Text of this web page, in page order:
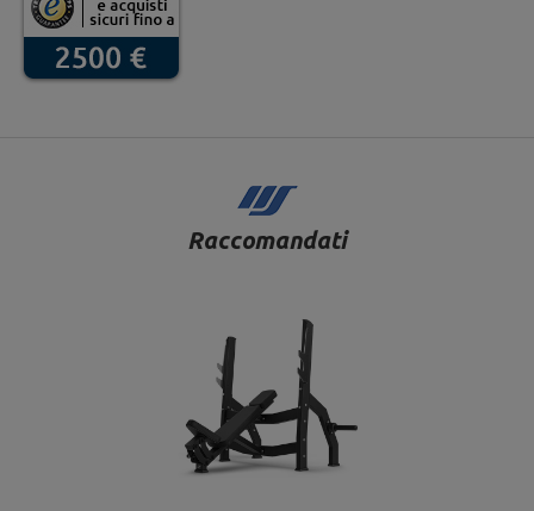
Raccomandati